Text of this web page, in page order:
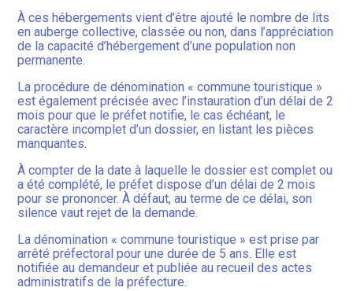
À ces hébergements vient d’être ajouté le nombre de lits
en auberge collective, classée ou non, dans l’appréciation
de la capacité d’hébergement d’une population non
permanente.
La procédure de dénomination « commune touristique »
est également précisée avec l’instauration d’un délai de 2
mois pour que le préfet notifie, le cas échéant, le
caractère incomplet d’un dossier, en listant les pièces
manquantes.
À compter de la date à laquelle le dossier est complet ou
a été complété, le préfet dispose d’un délai de 2 mois
pour se prononcer. À défaut, au terme de ce délai, son
silence vaut rejet de la demande.
La dénomination « commune touristique » est prise par
arrêté préfectoral pour une durée de 5 ans. Elle est
notifiée au demandeur et publiée au recueil des actes
administratifs de la préfecture.